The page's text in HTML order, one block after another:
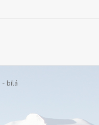
- bílá